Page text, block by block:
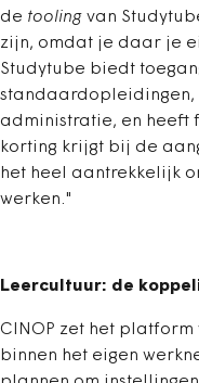
de tooling van
zijn, omdat je daar je
Studytube biedt
standaardopleidingen,
administratie, en heeft
korting krijgt bij de
het heel aantrekkelijk
werken."
Leercultuur: de
CINOP zet het
binnen het eigen